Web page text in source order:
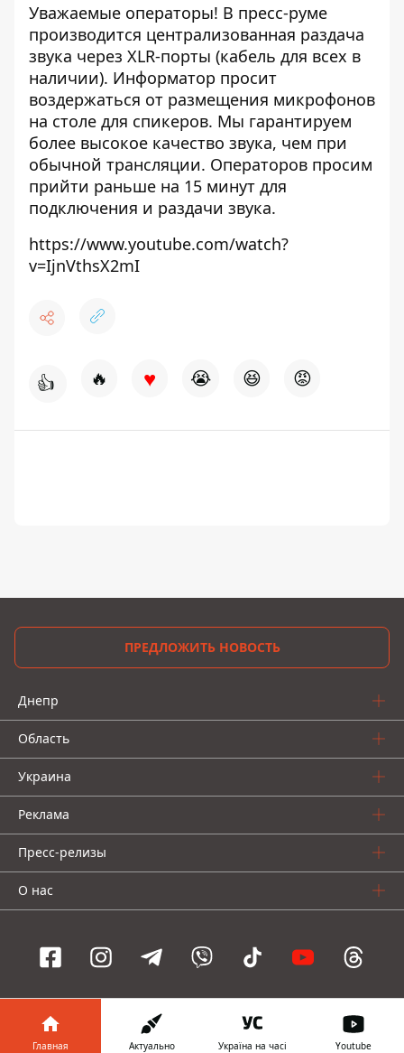
Уважаемые операторы! В пресс-руме
производится централизованная раздача
звука через XLR-порты (кабель для всех в
наличии). Информатор просит
воздержаться от размещения микрофонов
на столе для спикеров. Мы гарантируем
более высокое качество звука, чем при
обычной трансляции. Операторов просим
прийти раньше на 15 минут для
подключения и раздачи звука.
https://www.youtube.com/watch?
v=IjnVthsX2mI
👍 🔥 ♥ 😭 😆 😡
ПРЕДЛОЖИТЬ НОВОСТЬ
Днепр
Область
Украина
Реклама
Пресс-релизы
О нас
Информатор проекты
Главная Актуально Україна на часі Youtube